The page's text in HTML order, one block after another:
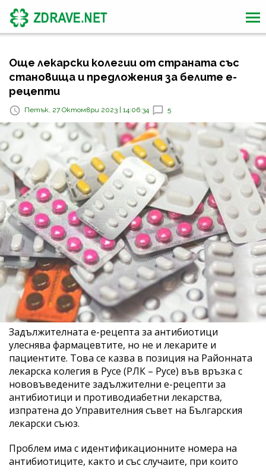
Още лекарски колегии от страната със
становища и предложения за белите е-
рецепти
Петък, 27 Октомври 2023 | 14:06:34 5
Задължителната е-рецепта за антибиотици
улеснява фармацевтите, но не и лекарите и
пациентите. Това се казва в позиция на Районната
лекарска колегия в Русе (РЛК – Русе) във връзка с
нововъведените задължителни е-рецепти за
антибиотици и противодиабетни лекарства,
изпратена до Управителния съвет на Българския
лекарски съюз.
Проблем има с идентификационните номера на
антибиотиците, както и със случаите, при които